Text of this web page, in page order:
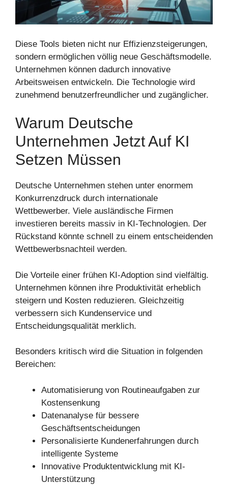
Diese Tools bieten nicht nur Effizienzsteigerungen,
sondern ermöglichen völlig neue Geschäftsmodelle.
Unternehmen können dadurch innovative
Arbeitsweisen entwickeln. Die Technologie wird
zunehmend benutzerfreundlicher und zugänglicher.
Warum Deutsche
Unternehmen Jetzt Auf KI
Setzen Müssen
Deutsche Unternehmen stehen unter enormem
Konkurrenzdruck durch internationale
Wettbewerber. Viele ausländische Firmen
investieren bereits massiv in KI-Technologien. Der
Rückstand könnte schnell zu einem entscheidenden
Wettbewerbsnachteil werden.
Die Vorteile einer frühen KI-Adoption sind vielfältig.
Unternehmen können ihre Produktivität erheblich
steigern und Kosten reduzieren. Gleichzeitig
verbessern sich Kundenservice und
Entscheidungsqualität merklich.
Besonders kritisch wird die Situation in folgenden
Bereichen:
Automatisierung von Routineaufgaben zur
Kostensenkung
Datenanalyse für bessere
Geschäftsentscheidungen
Personalisierte Kundenerfahrungen durch
intelligente Systeme
Innovative Produktentwicklung mit KI-
Unterstützung